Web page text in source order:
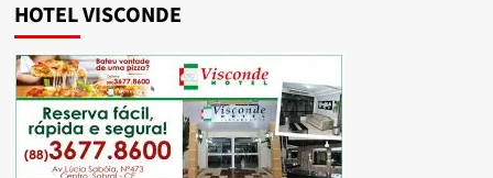
HOTEL VISCONDE